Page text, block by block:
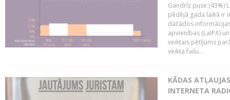
Gandrīz puse (43%)
pēdējā gada laikā ir
dažādos
apvienības (LaIPA)
veiktais pētījums
veikta failu...
KĀDAS
INTERNETA